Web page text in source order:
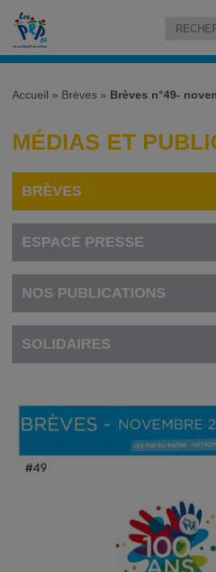
Accueil » Brèves » Brèves n°49-
MÉDIAS ET
BRÈVES
ESPACE PRESSE
NOS PUBLICATIONS
SOLIDAIRES